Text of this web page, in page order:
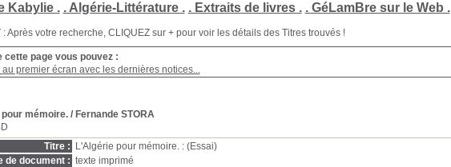
Kabylie . . Algérie-Littérature . . Extraits de livres . . GéLamBre sur le Web .
: Après votre recherche, CLIQUEZ sur + pour voir les détails des Titres trouvés !
cette page vous pouvez :
au premier écran avec les dernières notices...
mémoire./ Fernande STORA
Titre :
L'Algérie pour mémoire. : (Essai)
de document : texte imprimé